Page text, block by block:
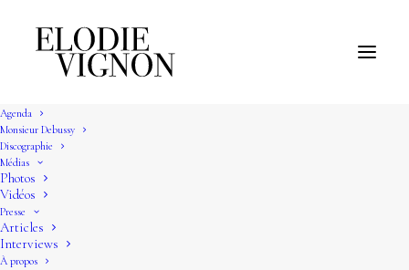
Agenda
Monsieur Debussy
Discographie
Médias
Photos
Vidéos
Presse
Articles
Interviews
À propos